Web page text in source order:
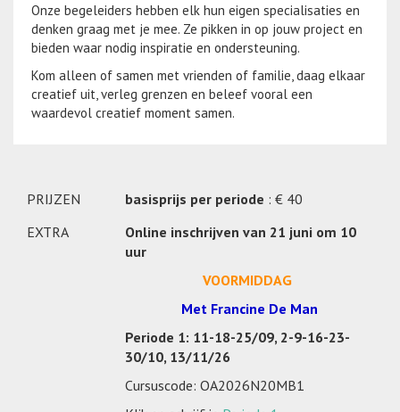
Onze begeleiders hebben elk hun eigen specialisaties en
denken graag met je mee. Ze pikken in op jouw project en
bieden waar nodig inspiratie en ondersteuning.
Kom alleen of samen met vrienden of familie, daag elkaar
creatief uit, verleg grenzen en beleef vooral een
waardevol creatief moment samen.
PRIJZEN basisprijs per periode : € 40
EXTRA
Online inschrijven van 21 juni om 10
uur
VOORMIDDAG
Met Francine De Man
Periode 1: 11-18-25/09, 2-9-16-23-
30/10, 13/11/26
Cursuscode: OA2026N20MB1